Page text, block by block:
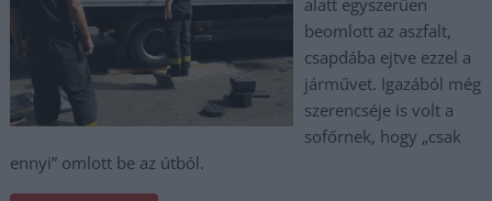
beomlott az aszfalt,
csapdába ejtve ezzel a
járművet. Igazából még
szerencséje is volt a
sofőrnek, hogy „csak
ennyi” omlott be az útból.